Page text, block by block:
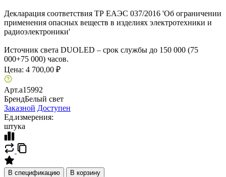
Декларация соответствия ТР ЕАЭС 037/2016 'Об ограничении
применения опасных веществ в изделиях электротехники и
радиоэлектроники'
Источник света DUOLED – срок службы до 150 000 (75
000+75 000) часов.
Цена: 4 700,00 ₽
Арт.a15992
БрендБелый свет
Заказной Доступен
Ед.измерения:
штука
В спецификацию В корзину